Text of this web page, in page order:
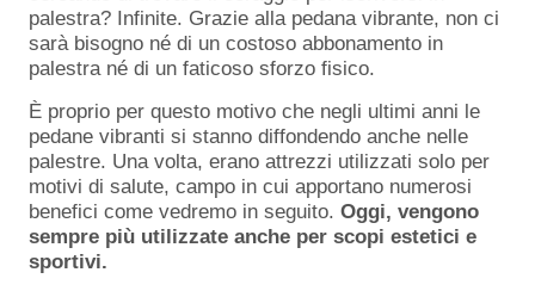
palestra? Infinite. Grazie alla pedana vibrante, non ci
sarà bisogno né di un costoso abbonamento in
palestra né di un faticoso sforzo fisico.
È proprio per questo motivo che negli ultimi anni le
pedane vibranti si stanno diffondendo anche nelle
palestre. Una volta, erano attrezzi utilizzati solo per
motivi di salute, campo in cui apportano numerosi
benefici come vedremo in seguito. Oggi, vengono
sempre più utilizzate anche per scopi estetici e
sportivi.